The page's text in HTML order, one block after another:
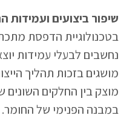
שיפור ביצועים ועמידות
נחשבים לבעלי עמידות
מושגים בזכות תהליך
מוצק בין החלקים
במבנה הפנימי של החומר.